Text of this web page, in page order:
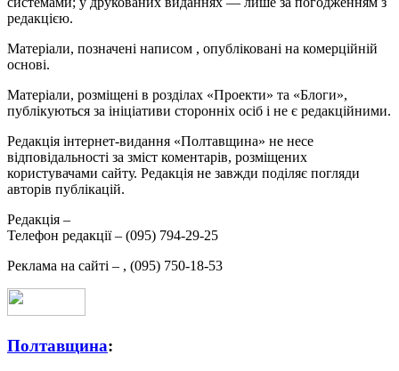
редакцією.
Матеріали, позначені написом , опубліковані на комерційній
основі.
Матеріали, розміщені в розділах «Проекти» та «Блоги»,
публікуються за ініціативи сторонніх осіб і не є редакційними.
Редакція інтернет-видання «Полтавщина» не несе
відповідальності за зміст коментарів, розміщених
користувачами сайту. Редакція не завжди поділяє погляди
авторів публікацій.
Редакція –
Телефон редакції – (095) 794-29-25
Реклама на сайті – , (095) 750-18-53
Полтавщина: